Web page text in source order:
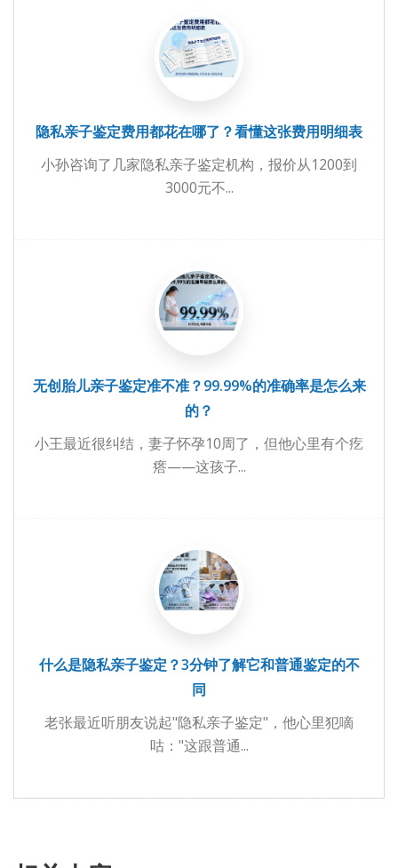
隐私亲子鉴定费用都花在哪了？看懂这张费用明细表
小孙咨询了几家隐私亲子鉴定机构，报价从1200到
3000元不...
无创胎儿亲子鉴定准不准？99.99%的准确率是怎么来
的？
小王最近很纠结，妻子怀孕10周了，但他心里有个疙
瘩——这孩子...
什么是隐私亲子鉴定？3分钟了解它和普通鉴定的不
同
老张最近听朋友说起"隐私亲子鉴定"，他心里犯嘀
咕："这跟普通...